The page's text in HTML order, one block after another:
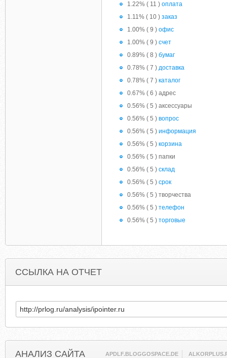
1.22% ( 11 ) оплата
1.11% ( 10 ) заказ
1.00% ( 9 ) офис
1.00% ( 9 ) счет
0.89% ( 8 ) бумаг
0.78% ( 7 ) доставка
0.78% ( 7 ) каталог
0.67% ( 6 ) адрес
0.56% ( 5 ) аксессуары
0.56% ( 5 ) вопрос
0.56% ( 5 ) информация
0.56% ( 5 ) корзина
0.56% ( 5 ) папки
0.56% ( 5 ) склад
0.56% ( 5 ) срок
0.56% ( 5 ) творчества
0.56% ( 5 ) телефон
0.56% ( 5 ) торговые
ССЫЛКА НА ОТЧЕТ
АНАЛИЗ САЙТА APDLF.BLOGGOSPACE.DE